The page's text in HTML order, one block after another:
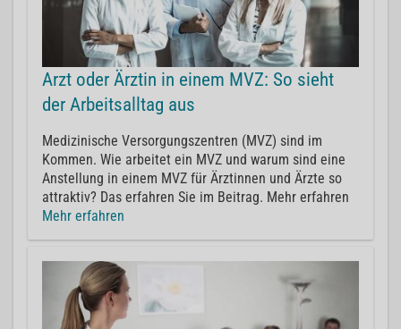
Arzt oder Ärztin in einem MVZ: So sieht
der Arbeitsalltag aus
Medizinische Versorgungszentren (MVZ) sind im
Kommen. Wie arbeitet ein MVZ und warum sind eine
Anstellung in einem MVZ für Ärztinnen und Ärzte so
attraktiv? Das erfahren Sie im Beitrag. Mehr erfahren
Mehr erfahren